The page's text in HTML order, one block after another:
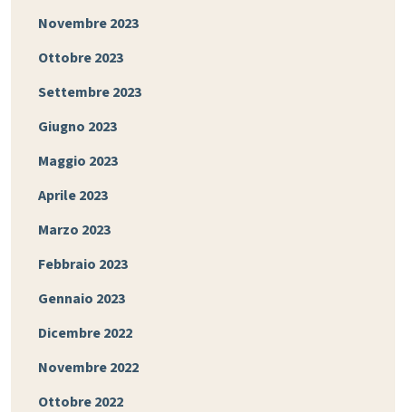
Novembre 2023
Ottobre 2023
Settembre 2023
Giugno 2023
Maggio 2023
Aprile 2023
Marzo 2023
Febbraio 2023
Gennaio 2023
Dicembre 2022
Novembre 2022
Ottobre 2022